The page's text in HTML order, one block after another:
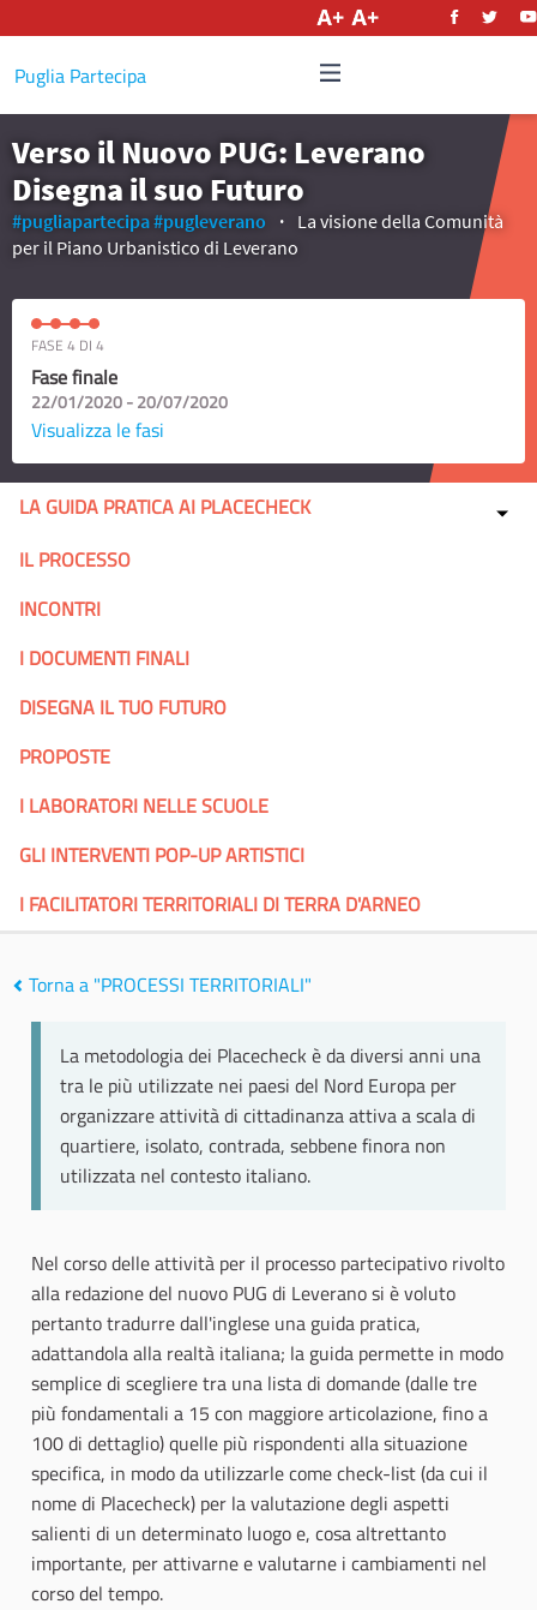
Puglia Partecipa
Verso il Nuovo PUG: Leverano
Disegna il suo Futuro
#pugliapartecipa#pugleverano
La visione della Comunità
per il Piano Urbanistico di Leverano
FASE 4 DI 4
Fase finale
22/01/2020 - 20/07/2020
Visualizza le fasi
LA GUIDA PRATICA AI PLACECHECK
IL PROCESSO
INCONTRI
I DOCUMENTI FINALI
DISEGNA IL TUO FUTURO
PROPOSTE
I LABORATORI NELLE SCUOLE
GLI INTERVENTI POP-UP ARTISTICI
I FACILITATORI TERRITORIALI DI TERRA D'ARNEO
Torna a "PROCESSI TERRITORIALI"
La metodologia dei Placecheck è da diversi anni una
tra le più utilizzate nei paesi del Nord Europa per
organizzare attività di cittadinanza attiva a scala di
quartiere, isolato, contrada, sebbene finora non
utilizzata nel contesto italiano.
Nel corso delle attività per il processo partecipativo rivolto
alla redazione del nuovo PUG di Leverano si è voluto
pertanto tradurre dall'inglese una guida pratica,
adattandola alla realtà italiana; la guida permette in modo
semplice di scegliere tra una lista di domande (dalle tre
più fondamentali a 15 con maggiore articolazione, fino a
100 di dettaglio) quelle più rispondenti alla situazione
specifica, in modo da utilizzarle come check-list (da cui il
nome di Placecheck) per la valutazione degli aspetti
salienti di un determinato luogo e, cosa altrettanto
importante, per attivarne e valutarne i cambiamenti nel
corso del tempo.